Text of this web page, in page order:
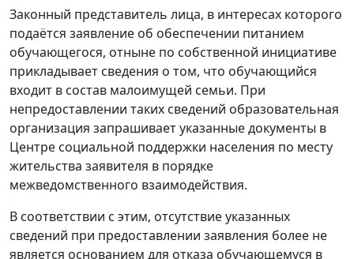
Законный представитель лица, в интересах которого
подаётся заявление об обеспечении питанием
обучающегося, отныне по собственной инициативе
прикладывает сведения о том, что обучающийся
входит в состав малоимущей семьи. При
непредоставлении таких сведений образовательная
организация запрашивает указанные документы в
Центре социальной поддержки населения по месту
жительства заявителя в порядке
межведомственного взаимодействия.
В соответствии с этим, отсутствие указанных
сведений при предоставлении заявления более не
является основанием для отказа обучающемуся в